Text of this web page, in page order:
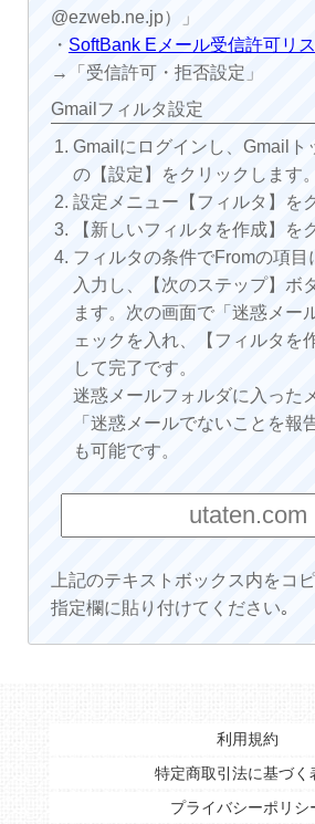
@ezweb.ne.jp）」
・ SoftBank Eメール受信許可リ
→「受信許可・拒否設定」
Gmailフィルタ設定
Gmailにログインし、Gmailト
の【設定】をクリックします。
設定メニュー【フィルタ】を
【新しいフィルタを作成】を
フィルタの条件でFromの項目
入力し、【次のステップ】ボ
ます。次の画面で「迷惑メー
ェックを入れ、【フィルタを
して完了です。
迷惑メールフォルダに入った
「迷惑メールでないことを報
も可能です。
上記のテキストボックス内をコ
指定欄に貼り付けてください｡
利用規約
特定商取引法に基づく
プライバシーポリシ